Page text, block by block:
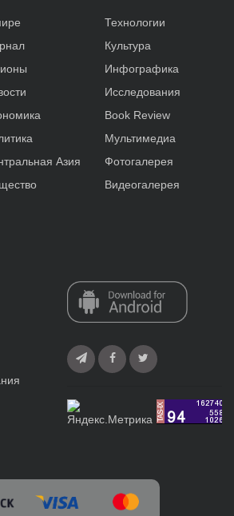
Азия
Технологии
Культура
Инфографика
Исследования
Book Review
Мультимедиа
Фотогалерея
Видеогалерея